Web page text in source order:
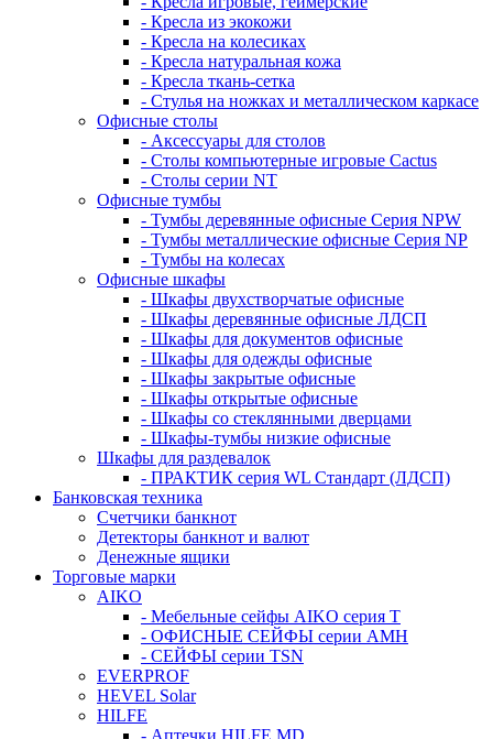
- Кресла из экокожи
- Кресла на колесиках
- Кресла натуральная кожа
- Кресла ткань-сетка
- Стулья на ножках и металлическом каркасе
Офисные столы
- Аксессуары для столов
- Столы компьютерные игровые Cactus
- Столы серии NT
Офисные тумбы
- Тумбы деревянные офисные Серия NPW
- Тумбы металлические офисные Серия NP
- Тумбы на колесах
Офисные шкафы
- Шкафы двухстворчатые офисные
- Шкафы деревянные офисные ЛДСП
- Шкафы для документов офисные
- Шкафы для одежды офисные
- Шкафы закрытые офисные
- Шкафы открытые офисные
- Шкафы со стеклянными дверцами
- Шкафы-тумбы низкие офисные
Шкафы для раздевалок
- ПРАКТИК серия WL Стандарт (ЛДСП)
Банковская техника
Счетчики банкнот
Детекторы банкнот и валют
Денежные ящики
Торговые марки
AIKO
- Мебельные сейфы AIKO серия Т
- ОФИСНЫЕ СЕЙФЫ серии AMH
- СЕЙФЫ серии TSN
EVERPROF
HEVEL Solar
HILFE
- Аптечки HILFE MD